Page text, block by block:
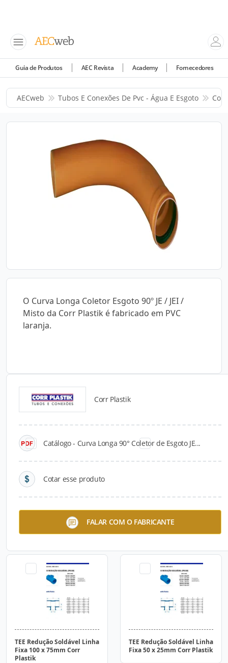
Guia de Produtos AEC Revista Academy Fornecedores
AECweb Tubos E Conexões De Pvc - Água E Esgoto
O Curva Longa Coletor Esgoto 90º JE / JEI /
Misto da Corr Plastik é fabricado em PVC
laranja.
Corr Plastik
Catálogo - Curva Longa 90° Coletor de Esgoto JE...
Cotar esse produto
FALAR COM O FABRICANTE
Catálogos para Download
TEE Redução Soldável Linha
Fixa 150 x 125mm Corr
Plastik
Fixa 100 x 50mm Corr
Plastik
TEE Redução Soldável Linha
Fixa 100 x 75mm Corr
Plastik
TEE Redução Soldável Linha
Fixa 50 x 25mm Corr Plastik